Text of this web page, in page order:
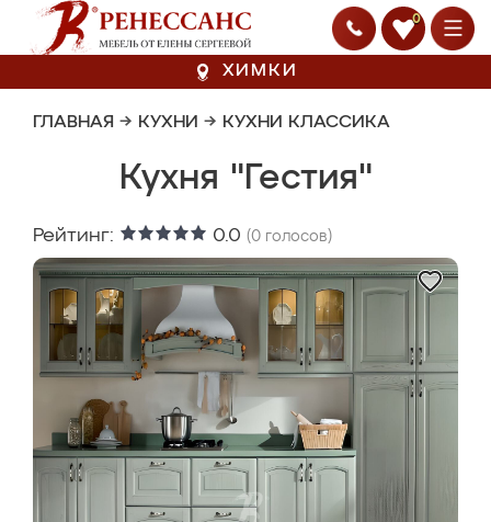
0
ХИМКИ
ГЛАВНАЯ → КУХНИ → КУХНИ КЛАССИКА
Кухня "Гестия"
Рейтинг: 0.0 (0 голосов)